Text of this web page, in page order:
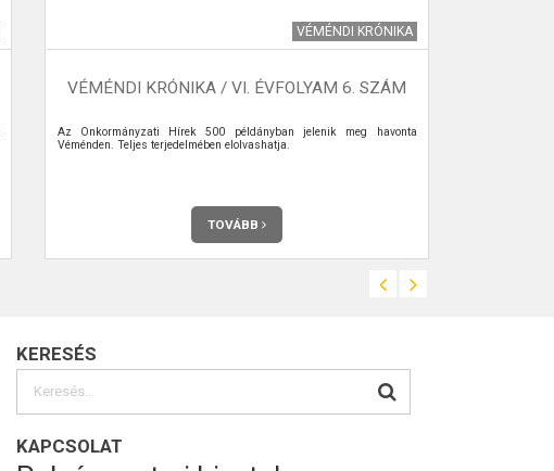
VÉMÉNDI KRÓNIKA
VÉMÉNDI KRÓNIKA / VI. ÉVFOLYAM 6. SZÁM
Az Önkormányzati Hírek 500 példányban jelenik meg havonta
Véménden. Teljes terjedelmében elolvashatja.
TOVÁBB
KERESÉS
KAPCSOLAT